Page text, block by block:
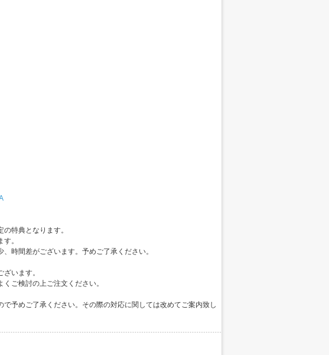
特典となります。
。
時間差がございます。予めご了承ください。
います。
ご検討の上ご注文ください。
予めご了承ください。その際の対応に関しては改めてご案内致し